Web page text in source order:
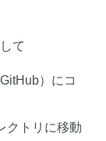
て
）にコ
クトリに移動